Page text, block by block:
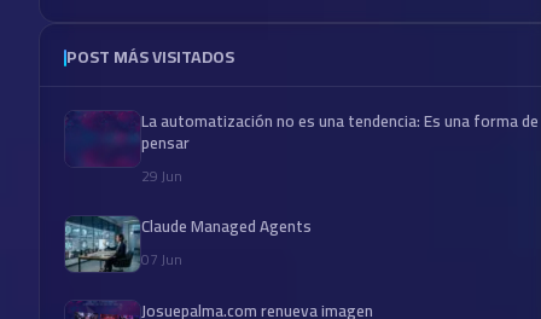
POST MÁS VISITADOS
La automatización no es una tendencia: Es una forma de
pensar
29 Jun
Claude Managed Agents
07 Jun
Josuepalma.com renueva imagen